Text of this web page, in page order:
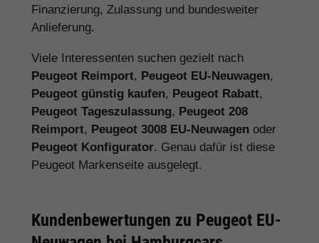
Finanzierung, Zulassung und bundesweiter
Anlieferung.
Viele Interessenten suchen gezielt nach
Peugeot Reimport, Peugeot EU-Neuwagen,
Peugeot günstig kaufen, Peugeot Rabatt,
Peugeot Tageszulassung, Peugeot 208
Reimport, Peugeot 3008 EU-Neuwagen oder
Peugeot Konfigurator. Genau dafür ist diese
Peugeot Markenseite ausgelegt.
Kundenbewertungen zu Peugeot EU-